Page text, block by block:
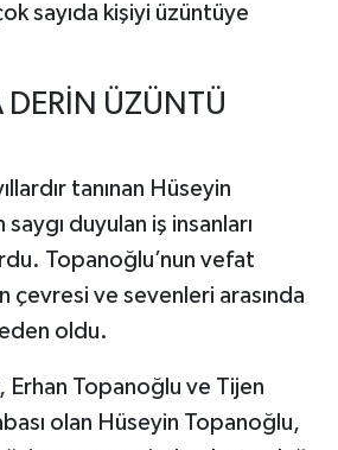
sayıda kişiyi üzüntüye
DERİN ÜZÜNTÜ
tanınan Hüseyin
duyulan iş insanları
Topanoğlu’nun vefat
çevresi ve sevenleri arasında
oldu.
Erhan Topanoğlu ve Tijen
olan Hüseyin Topanoğlu,